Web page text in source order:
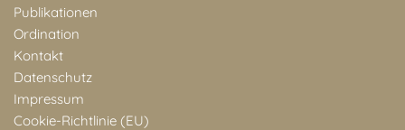
Publikationen
Ordination
Kontakt
Datenschutz
Impressum
Cookie-Richtlinie (EU)